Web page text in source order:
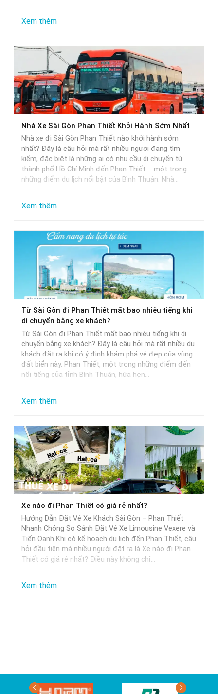
Đôi
Xem thêm:
Xe
Đi
Phan
Thiết
Từ
Sài
Gòn
Khởi
Hành
Trễ
Nhất
Nhà Xe Sài Gòn Phan Thiết Khởi Hành Sớm Nhất
Nhà xe đi Sài Gòn Phan Thiết nào khởi hành sớm
nhất? Đây là câu hỏi mà rất nhiều người đang tìm
kiếm, đặc biệt là những ai có nhu cầu di chuyển từ
thành phố Hồ Chí Minh đến Phan Thiết – một trong
những điểm du lịch nổi bật của Bình Thuận. Nhà…
Xem thêm:
Xe
Sài
Gòn
Phan
Thiết
Khởi
Hành
Nhất
Từ Sài Gòn đi Phan Thiết mất bao nhiêu tiếng khi
di chuyển bằng xe khách?
Từ Sài Gòn đi Phan Thiết mất bao nhiêu tiếng khi di
chuyển bằng xe khách? Đây là câu hỏi mà rất nhiều du
khách đặt ra khi có ý định khám phá vẻ đẹp của vùng
đất biển này. Phan Thiết, một trong những điểm đến
nổi tiếng của tỉnh Bình Thuận, hứa hẹn…
Xem thêm:
Sài
Gòn
đi
Phan
Thiết
mất
bao
nhiêu
tiếng
khi
di
Xe nào đi Phan Thiết có giá rẻ nhất?
Hướng Dẫn Đặt Vé Xe Khách Sài Gòn – Phan Thiết
Nhanh Chóng So Sánh Đặt Vé Xe Limousine Vexere và
Tiến Oanh Khi có kế hoạch du lịch đến Phan Thiết, câu
hỏi đầu tiên mà nhiều người đặt ra là Xe nào đi Phan
Thiết có giá rẻ nhất? Điều này không chỉ…
Xem thêm: